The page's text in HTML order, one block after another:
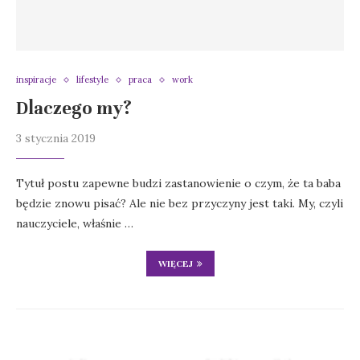
inspiracje lifestyle praca work
Dlaczego my?
3 stycznia 2019
Tytuł postu zapewne budzi zastanowienie o czym, że ta baba
będzie znowu pisać? Ale nie bez przyczyny jest taki. My, czyli
nauczyciele, właśnie …
WIĘCEJ